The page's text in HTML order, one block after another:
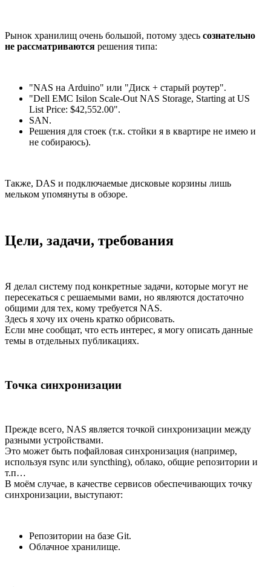
Рынок хранилищ очень большой, потому здесь сознательно
не рассматриваются решения типа:
"NAS на Arduino" или "Диск + старый роутер".
"Dell EMC Isilon Scale-Out NAS Storage, Starting at US
List Price: $42,552.00".
SAN.
Решения для стоек (т.к. стойки я в квартире не имею и
не собираюсь).
Также, DAS и подключаемые дисковые корзины лишь
мельком упомянуты в обзоре.
Цели, задачи, требования
Я делал систему под конкретные задачи, которые могут не
пересекаться с решаемыми вами, но являются достаточно
общими для тех, кому требуется NAS.
Здесь я хочу их очень кратко обрисовать.
Если мне сообщат, что есть интерес, я могу описать данные
темы в отдельных публикациях.
Точка синхронизации
Прежде всего, NAS является точкой синхронизации между
разными устройствами.
Это может быть пофайловая синхронизация (например,
используя rsync или syncthing), облако, общие репозитории и
т.п…
В моём случае, в качестве сервисов обеспечивающих точку
синхронизации, выступают:
Репозитории на базе Git.
Облачное хранилище.